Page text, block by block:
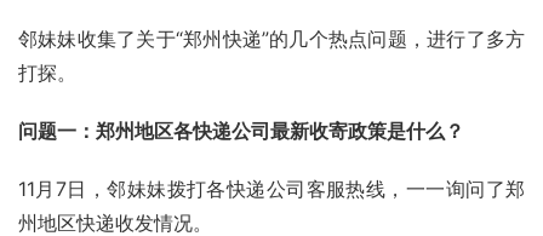
邻妹妹收集了关于“郑州快递”的几个热点问题，进行了多方
打探。
问题一：郑州地区各快递公司最新收寄政策是什么？
11月7日，邻妹妹拨打各快递公司客服热线，一一询问了郑
州地区快递收发情况。